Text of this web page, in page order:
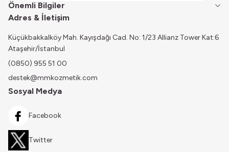
Önemli Bilgiler
Adres & İletişim
Küçükbakkalköy Mah. Kayışdağı Cad. No: 1/23 Allianz Tower Kat:6
Ataşehir/İstanbul
(0850) 955 51 00
destek@mmkozmetik.com
Sosyal Medya
Facebook
Twitter